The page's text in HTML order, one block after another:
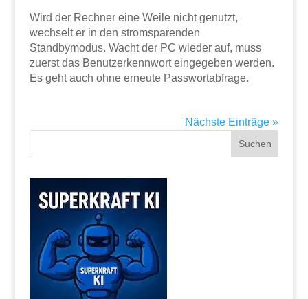
Wird der Rechner eine Weile nicht genutzt,
wechselt er in den stromsparenden
Standbymodus. Wacht der PC wieder auf, muss
zuerst das Benutzerkennwort eingegeben werden.
Es geht auch ohne erneute Passwortabfrage.
Nächste Einträge »